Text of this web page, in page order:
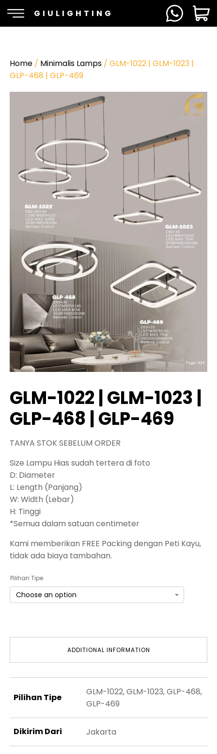
GIULIGHTING
Home / Minimalis Lamps / GLM-1022 | GLM-1023 |
GLP-468 | GLP-469
GLM-1022 | GLM-1023 |
GLP-468 | GLP-469
TANYA STOK SEBELUM ORDER
Size Lampu Hias sudah tertera di foto
D: Diameter
L: Length (Panjang)
W: Width (Lebar)
H: Tinggi
*Semua dalam satuan centimeter
Kami memberikan FREE Packing dengan Peti Kayu,
tidak ada biaya tambahan.
Pilihan Tipe
ADDITIONAL INFORMATION
Pilihan Tipe
GLM-1022, GLM-1023, GLP-468,
GLP-469
Dikirim Dari Jakarta